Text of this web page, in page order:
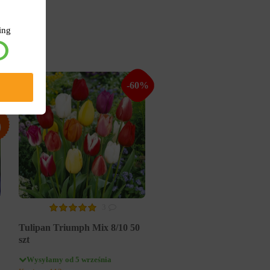
-60%
Tulipan Triumph Mix 8/10 50
szt
Wysyłamy od 5 września